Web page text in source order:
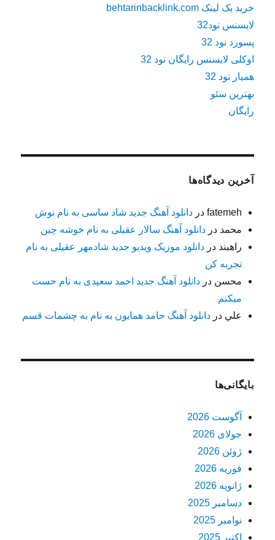
خرید بک لینک behtarinbacklink.com
لایسنس نود32
پسورد نود 32
اوکلی لایسنس رایگان نود 32
همیار نود 32
بهترین سئو
رایگان
آخرین دیدگاه‌ها
fatemeh دردانلود آهنگ جدید شاد ساسی به نام نوش
محمد دردانلود آهنگ سالار عقیلی به نام خوشه چین
راهبند دردانلود موزیک ویدیو جدید شادمهر عقیلی به نام
تجربه کن
محسن دردانلود آهنگ جدید احمد سعیدی به نام حست
میکنم
علي دردانلود آهنگ حامد همایون به نام به چشمات قسم
بایگانی‌ها
آگوست 2026
جولای 2026
ژوئن 2026
فوریه 2026
ژانویه 2026
دسامبر 2025
نوامبر 2025
اکتبر 2025